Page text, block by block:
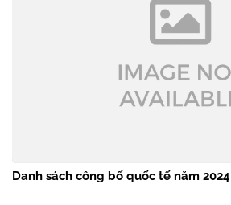
Danh sách công bố quốc tế năm 2024